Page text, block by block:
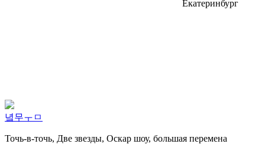
Екатеринбург
녘무ㅜㅁ
Точь-в-точь, Две звезды, Оскар шоу, большая перемена